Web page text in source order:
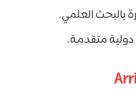
بالبحث العلمي.
دولية متقدمة.